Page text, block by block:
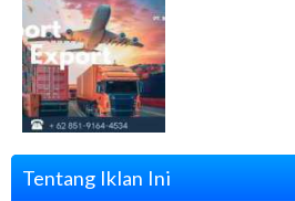
Tentang Iklan Ini